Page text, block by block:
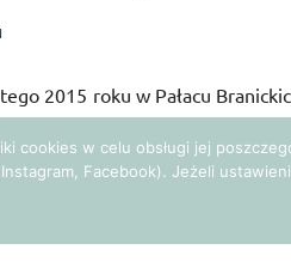
2015 roku w Pałacu
była redaktor naczelna
prelekcji Katarzyny
i Queen by
cookies w celu obsługi jej
Facebook). Jeżeli